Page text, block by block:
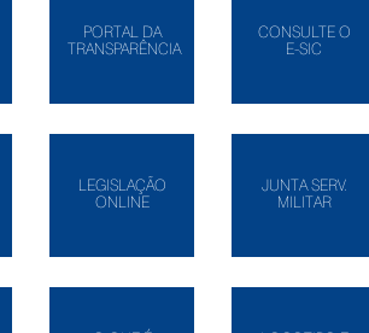
PORTAL DA
TRANSPARÊNCIA
CONSULTE O
E-SIC
LEGISLAÇÃO
ONLINE
JUNTA SERV.
MILITAR